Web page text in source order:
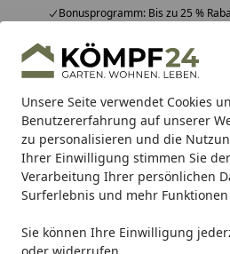
Unsere Seite verwendet Cookies
Benutzererfahrung auf unserer
zu personalisieren und die
Ihrer Einwilligung stimmen Sie
Verarbeitung Ihrer persönlichen
Surferlebnis und mehr
Sie können Ihre Einwilligung
Bonusprogramm: Bis zu 25 %
Hotline07051 / 9 22 22
Mo-Fr. 8-16 Uhr 25.958
Alle Produkte
Alle ProdukteHighlights
Dein